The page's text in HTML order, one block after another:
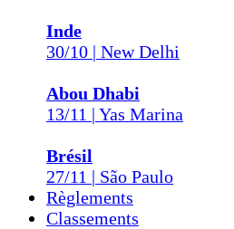
Inde
30/10 | New Delhi
Abou Dhabi
13/11 | Yas Marina
Brésil
27/11 | São Paulo
Règlements
Classements